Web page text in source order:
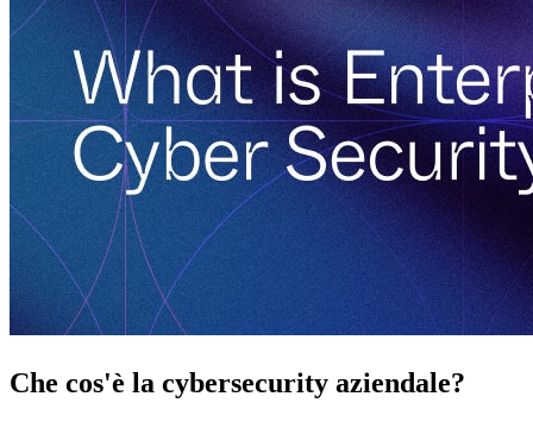
Che cos'è la cybersecurity aziendale?